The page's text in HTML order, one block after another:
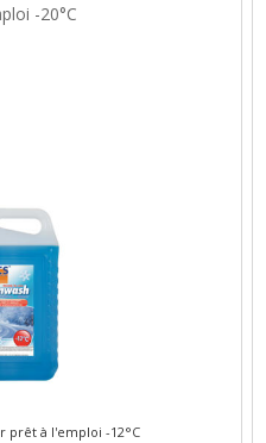
-20°C
prêt à l'emploi -12°C